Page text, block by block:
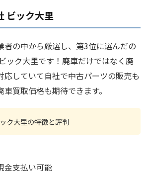
ビック大里
者の中から厳選し、第3位に選んだの
ック大里です！廃車だけではなく廃
応していて自社で中古パーツの販売も
買取価格も期待できます。
ク大里の特徴と評判
金支払い可能